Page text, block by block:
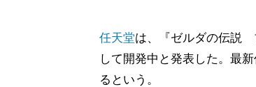
任天堂は、『ゼルダの伝説
して開発中と発表した。最
るという。